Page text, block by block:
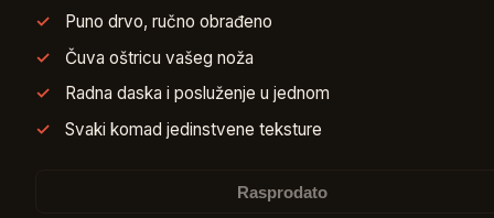
Puno drvo, ručno obrađeno
Čuva oštricu vašeg noža
Radna daska i posluženje u jednom
Svaki komad jedinstvene teksture
Rasprodato